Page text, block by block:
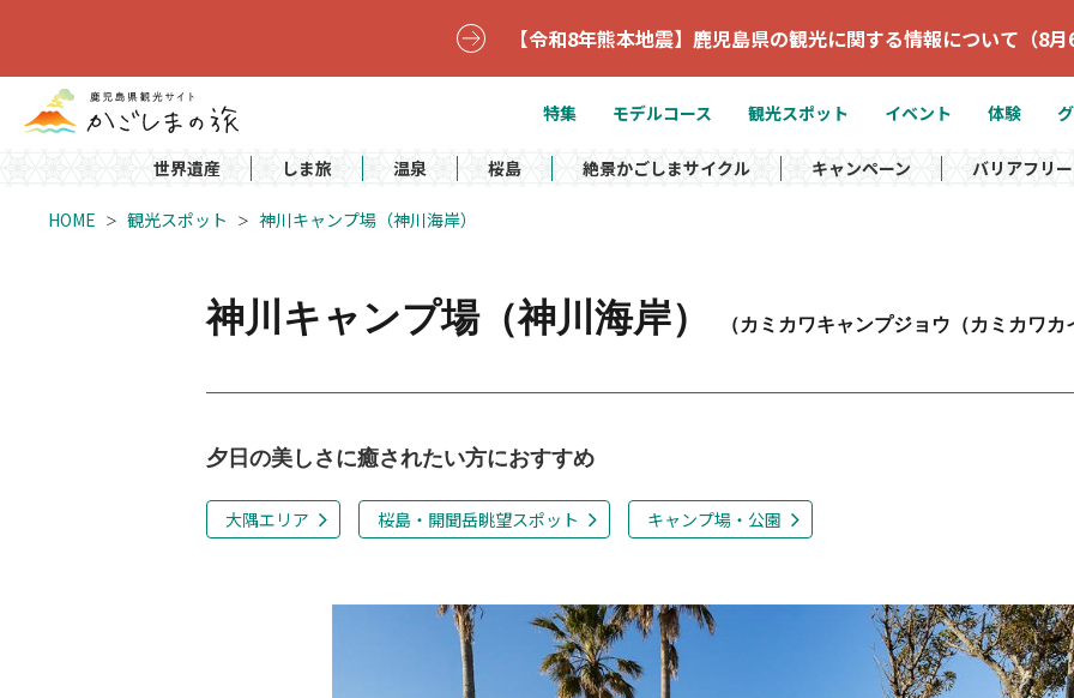
【令和8年熊本地震】鹿児島県の観光に関する情報について（8
特集 モデルコース 観光スポット イベント 体験
世界遺産 しま旅 温泉 桜島 絶景かごしまサイクル キャンペーン バリアフリー
HOME 観光スポット 神川キャンプ場（神川海岸）
神川キャンプ場（神川海岸） （カミカワキャンプジョウ（カミカワカ
夕日の美しさに癒されたい方におすすめ
大隅エリア 桜島・開聞岳眺望スポット キャンプ場・公園